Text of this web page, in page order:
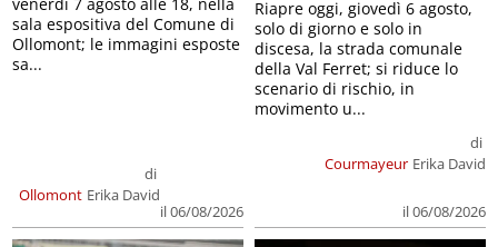
Ollomont
di
Erika David
il 06/08/2026
sala espositiva del Comune di
Ollomont; le immagini esposte
sa...
Courmayeur
di
Erika David
il 06/08/2026
Riapre oggi, giovedì 6 agosto,
solo di giorno e solo in
discesa, la strada comunale
della Val Ferret; si riduce lo
scenario di rischio, in
movimento u...